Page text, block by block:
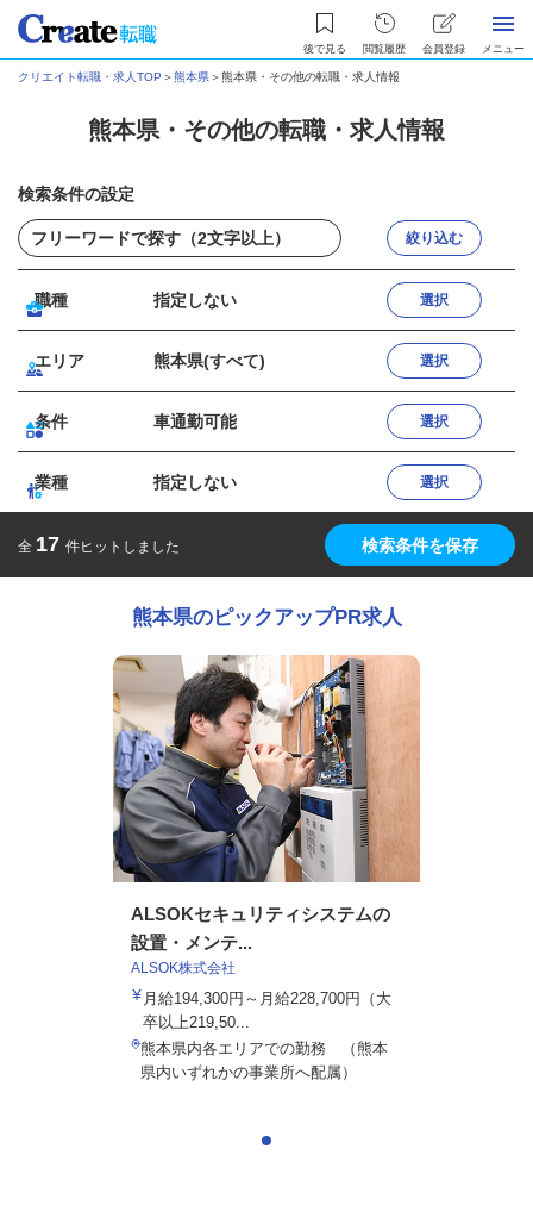
後で見る 閲覧履歴 会員登録 メニュー
クリエイト転職・求人TOP ＞熊本県＞熊本県・その他の転職・求人情報
熊本県・その他の転職・求人情報
検索条件の設定
絞り込む
職種 指定しない 選択
エリア 熊本県(すべて) 選択
条件 車通勤可能 選択
業種 指定しない 選択
全 17 件ヒットしました 検索条件を保存
熊本県のピックアップPR求人
ALSOKセキュリティシステムの
設置・メンテ...
ALSOK株式会社
月給194,300円～月給228,700円（大
卒以上219,50...
熊本県内各エリアでの勤務 （熊本
県内いずれかの事業所へ配属）